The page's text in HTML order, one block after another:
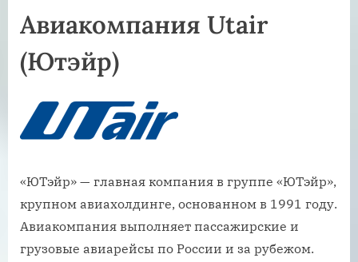
Авиакомпания Utair
(Ютэйр)
«ЮТэйр» — главная компания в группе «ЮТэйр»,
крупном авиахолдинге, основанном в 1991 году.
Авиакомпания выполняет пассажирские и
грузовые авиарейсы по России и за рубежом.